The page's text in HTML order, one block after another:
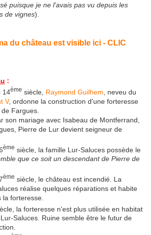
puisque je ne l'avais pas vu depuis les
de vignes).
du château est visible ici - CLIC
:
14ème siècle, Raymond Guilhem , neveu du
V, ordonne la construction d'une forteresse
Fargues.
son mariage avec Isabeau de Montferrand,
Pierre de Lur devient seigneur de
ème siècle, la famille Lur-Saluces possède le
que ce soit un descendant de Pierre de
ème siècle, le château est incendié. La
réalise quelques réparations et habite
forteresse.
la forteresse n'est plus utilisée en habitat
Saluces. Ruine semble être le futur de